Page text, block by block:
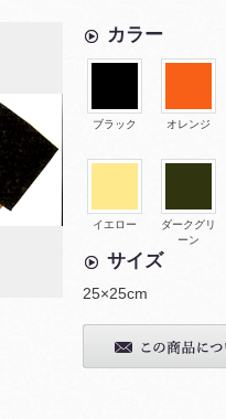
カラー
ブラック オレンジ
イエロー
ダークグリ
ーン
サイズ
25×25cm